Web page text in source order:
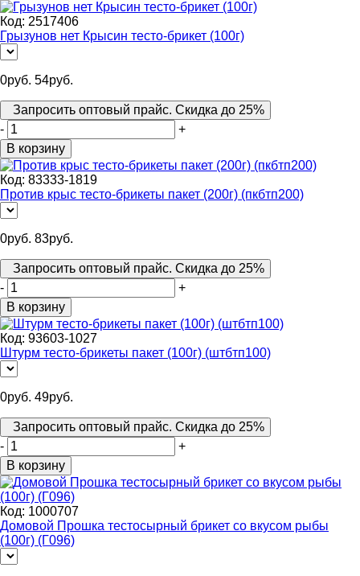
Код: 2517406
Грызунов нет Крысин тесто-брикет (100г)
0руб. 54руб.
Запросить оптовый прайс. Скидка до 25%
-
+
В корзину
Код: 83333-1819
Против крыс тесто-брикеты пакет (200г) (пкбтп200)
0руб. 83руб.
Запросить оптовый прайс. Скидка до 25%
-
+
В корзину
Код: 93603-1027
Штурм тесто-брикеты пакет (100г) (штбтп100)
0руб. 49руб.
Запросить оптовый прайс. Скидка до 25%
-
+
В корзину
Код: 1000707
Домовой Прошка тестосырный брикет со вкусом рыбы
(100г) (Г096)